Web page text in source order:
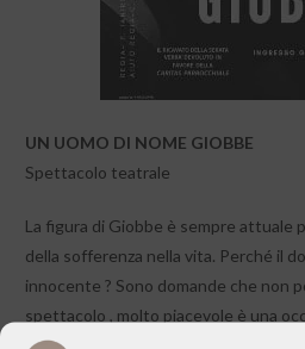
UN UOMO DI NOME GIOBBE
Spettacolo teatrale
La figura di Giobbe è sempre attuale
della sofferenza nella vita. Perché il
innocente ? Sono domande che non
spettacolo , molto piacevole è una
queste domande senza censurarle.